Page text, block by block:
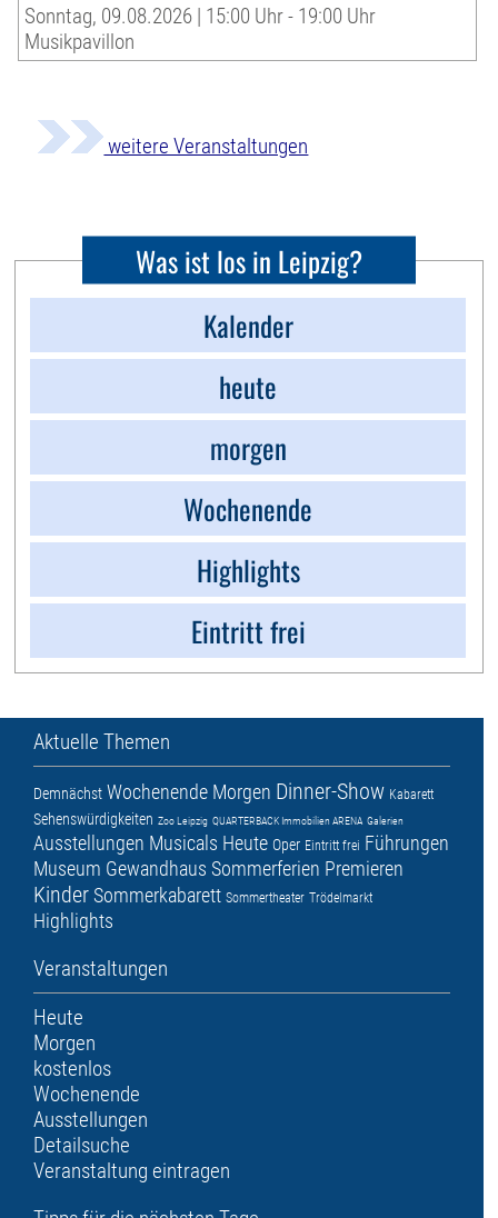
Sonntag, 09.08.2026 | 15:00 Uhr - 19:00 Uhr
Musikpavillon
weitere Veranstaltungen
Was ist los in Leipzig?
Kalender
heute
morgen
Wochenende
Highlights
Eintritt frei
Aktuelle Themen
Demnächst Wochenende Morgen Dinner-Show Kabarett
Sehenswürdigkeiten Zoo Leipzig QUARTERBACK Immobilien ARENA Galerien
Ausstellungen Musicals Heute Oper Eintritt frei Führungen
Museum Gewandhaus Sommerferien Premieren
KinderSommerkabarett Sommertheater Trödelmarkt
Highlights
Veranstaltungen
Heute
Morgen
kostenlos
Wochenende
Ausstellungen
Detailsuche
Veranstaltung eintragen